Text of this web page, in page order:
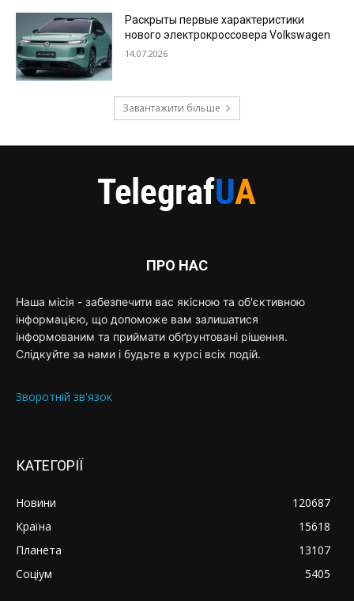
Раскрыты первые характеристики
нового электрокроссовера Volkswagen
14.07.2026
Завантажити більше
ПРО НАС
Наша місія - забезпечити вас якісною та об'єктивною
інформацією, що допоможе вам залишатися
інформованим та приймати обґрунтовані рішення.
Слідкуйте за нами і будьте в курсі всіх подій.
Зворотній зв'язок
КАТЕГОРІЇ
Новини
120687
Країна
15618
Планета
13107
Соціум
5405